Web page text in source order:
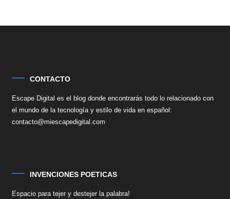
CONTACTO
Escape Digital es el blog donde encontrarás todo lo relacionado con
el mundo de la tecnología y estilo de vida en español:
contacto@miescapedigital.com
INVENCIONES POETICAS
Espacio para tejer y destejer la palabra!